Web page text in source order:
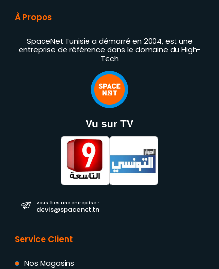
À Propos
SpaceNet Tunisie a démarré en 2004, est une
entreprise de référence dans le domaine du High-
Tech
Vu sur TV
Vous êtes une entreprise ?
devis@spacenet.tn
Service Client
Nos Magasins